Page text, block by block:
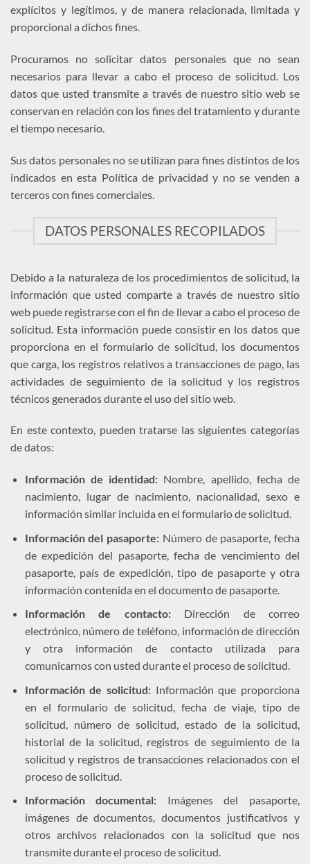
explícitos y legítimos, y de manera relacionada, limitada y
proporcional a dichos fines.
Procuramos no solicitar datos personales que no sean
necesarios para llevar a cabo el proceso de solicitud. Los
datos que usted transmite a través de nuestro sitio web se
conservan en relación con los fines del tratamiento y durante
el tiempo necesario.
Sus datos personales no se utilizan para fines distintos de los
indicados en esta Política de privacidad y no se venden a
terceros con fines comerciales.
DATOS PERSONALES RECOPILADOS
Debido a la naturaleza de los procedimientos de solicitud, la
información que usted comparte a través de nuestro sitio
web puede registrarse con el fin de llevar a cabo el proceso de
solicitud. Esta información puede consistir en los datos que
proporciona en el formulario de solicitud, los documentos
que carga, los registros relativos a transacciones de pago, las
actividades de seguimiento de la solicitud y los registros
técnicos generados durante el uso del sitio web.
En este contexto, pueden tratarse las siguientes categorías
de datos:
Información de identidad: Nombre, apellido, fecha de
nacimiento, lugar de nacimiento, nacionalidad, sexo e
información similar incluida en el formulario de solicitud.
Información del pasaporte: Número de pasaporte, fecha
de expedición del pasaporte, fecha de vencimiento del
pasaporte, país de expedición, tipo de pasaporte y otra
información contenida en el documento de pasaporte.
Información de contacto:Dirección de correo
electrónico, número de teléfono, información de dirección
y otra información de contacto utilizada para
comunicarnos con usted durante el proceso de solicitud.
Información de solicitud: Información que proporciona
en el formulario de solicitud, fecha de viaje, tipo de
solicitud, número de solicitud, estado de la solicitud,
historial de la solicitud, registros de seguimiento de la
solicitud y registros de transacciones relacionados con el
proceso de solicitud.
Información documental: Imágenes del pasaporte,
imágenes de documentos, documentos justificativos y
otros archivos relacionados con la solicitud que nos
transmite durante el proceso de solicitud.